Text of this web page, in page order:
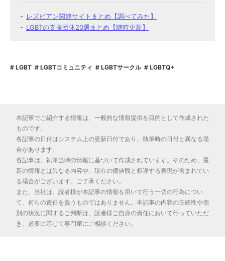
レズビアン関連サイトまとめ【調べてみた】
LGBTの支援団体20選まとめ【随時更新】
LGBT LGBTコミュニティ LGBTサークル LGBTQ+
本記事でご紹介する情報は、一般的な情報提供を目的として作成された
ものです。
各記事の日付はシステム上の更新日付であり、執筆時の日付と異なる場
合があります。
各記事は、執筆当時の情報に基づいて作成されています。そのため、最
新の情報とは異なる内容や、現在の価値観と相違する表現が含まれてい
る場合がございます。ご了承ください。
また、当社は、読者様が本記事の情報を用いて行う一切の行為につい
て、何らの責任を負うものではありません。本記事の内容の正確性や個
別の状況に関するご判断は、読者様ご自身の責任において行っていただ
き、必要に応じて専門家にご相談ください。